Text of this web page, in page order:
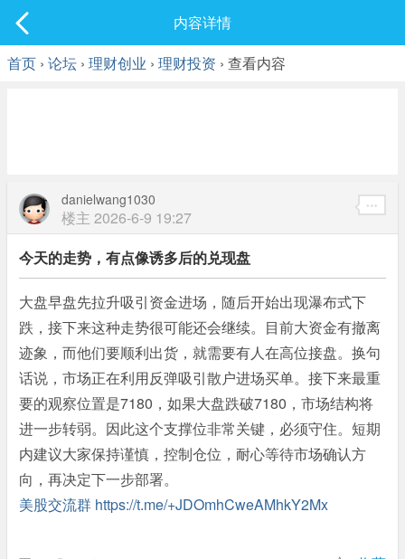
最新发表
内容详情
首页 › 论坛 › 理财创业 › 理财投资 › 查看内容
danielwang1030
楼主 2026-6-9 19:27
今天的走势，有点像诱多后的兑现盘
大盘早盘先拉升吸引资金进场，随后开始出现瀑布式下
跌，接下来这种走势很可能还会继续。目前大资金有撤离
迹象，而他们要顺利出货，就需要有人在高位接盘。换句
话说，市场正在利用反弹吸引散户进场买单。接下来最重
要的观察位置是7180，如果大盘跌破7180，市场结构将
进一步转弱。因此这个支撑位非常关键，必须守住。短期
内建议大家保持谨慎，控制仓位，耐心等待市场确认方
向，再决定下一步部署。
美股交流群 https://t.me/+JDOmhCweAMhkY2Mx